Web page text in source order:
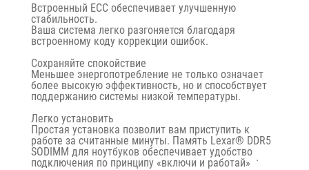
Встроенный ECC обеспечивает улучшенную
стабильность.
Ваша система легко разгоняется благодаря
встроенному коду коррекции ошибок.
Сохраняйте спокойствие
Меньшее энергопотребление не только означает
более высокую эффективность, но и способствует
поддержанию системы низкой температуры.
Легко установить
Простая установка позволит вам приступить к
работе за считанные минуты. Память Lexar® DDR5
SODIMM для ноутбуков обеспечивает удобство
подключения по принципу «включи и работай» .